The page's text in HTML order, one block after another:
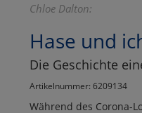
Chloe Dalton:
Hase und
Die Geschichte
Artikelnummer: 6209134
Während des Corona-